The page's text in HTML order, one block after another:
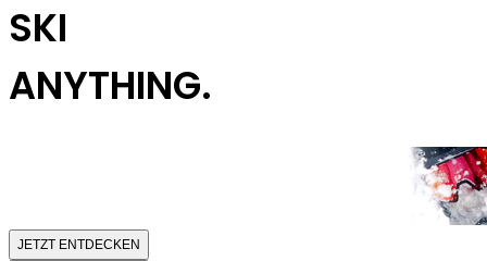
SKI
ANYTHING.
JETZT ENTDECKEN